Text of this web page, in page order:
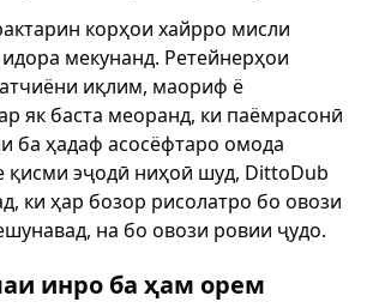
корҳои хайрро мисли
мекунанд. Ретейнерҳои
иқлим, маориф ё
як баста меоранд, ки паёмрасонӣ
ба ҳадаф асосёфтаро омода
қисми эҷодӣ ниҳоӣ шуд, DittoDub
ки ҳар бозор рисолатро бо овози
на бо овози ровии ҷудо.
инро ба ҳам орем